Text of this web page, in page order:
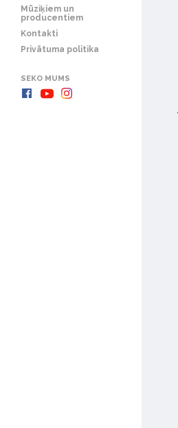
Mūziķiem un
producentiem
Kontakti
Privātuma politika
SEKO MUMS